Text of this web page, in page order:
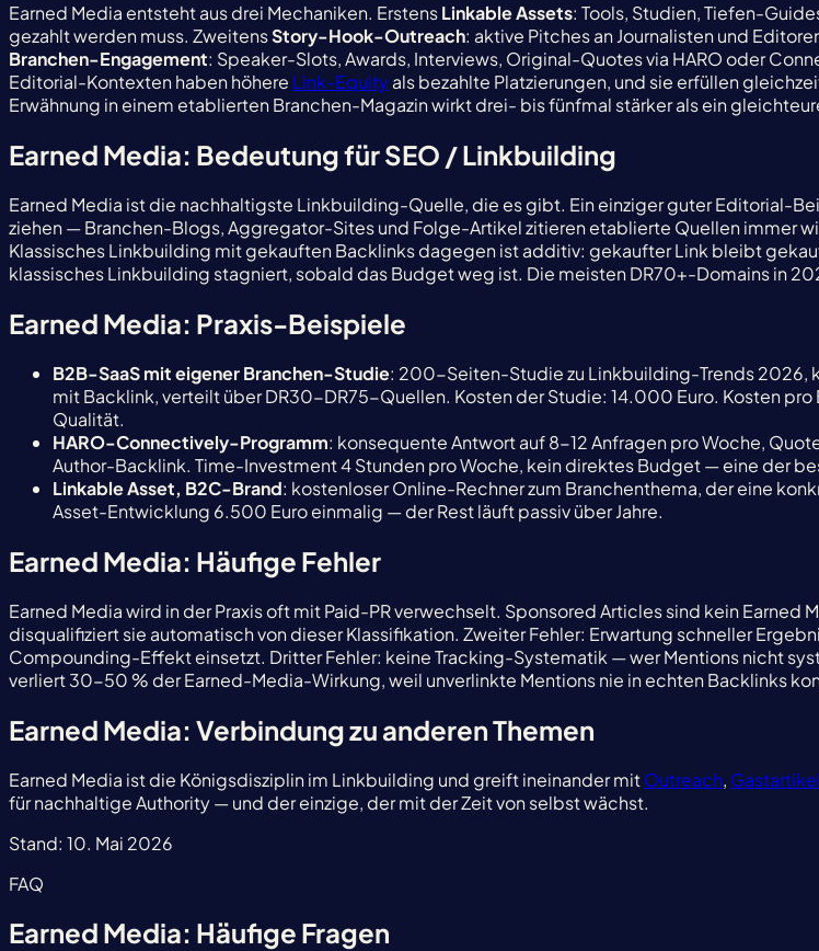
Earned Media entsteht aus drei Mechaniken. ErstensLinkable Assets: Tools, Studien, Tiefen-
gezahlt werden muss. ZweitensStory-Hook-Outreach: aktive Pitches an Journalisten und
Branchen-Engagement: Speaker-Slots, Awards, Interviews, Original-Quotes via HARO oder
Editorial-Kontexten haben höhere Link-Equityals bezahlte Platzierungen, und sie erfüllen
Erwähnung in einem etablierten Branchen-Magazin wirkt drei- bis fünfmal stärker als ein
Earned Media: Bedeutung für SEO / Linkbuilding
Earned Media ist die nachhaltigste Linkbuilding-Quelle, die es gibt. Ein einziger guter Editorial-
ziehen — Branchen-Blogs, Aggregator-Sites und Folge-Artikel zitieren etablierte Quellen immer
Klassisches Linkbuilding mit gekauften Backlinks dagegen ist additiv: gekaufter Link bleibt
klassisches Linkbuilding stagniert, sobald das Budget weg ist. Die meisten DR70+-Domains in
Earned Media: Praxis-Beispiele
B2B-SaaS mit eigener Branchen-Studie: 200-Seiten-Studie zu Linkbuilding-Trends 2026,
mit Backlink, verteilt über DR30-DR75-Quellen. Kosten der Studie: 14.000 Euro. Kosten
Qualität.
HARO-Connectively-Programm: konsequente Antwort auf 8-12 Anfragen pro Woche,
Author-Backlink. Time-Investment 4 Stunden pro Woche, kein direktes Budget — eine der
Linkable Asset, B2C-Brand: kostenloser Online-Rechner zum Branchenthema, der eine
Asset-Entwicklung 6.500 Euro einmalig — der Rest läuft passiv über Jahre.
Earned Media: Häufige Fehler
Earned Media wird in der Praxis oft mit Paid-PR verwechselt. Sponsored Articles sind kein
disqualifiziert sie automatisch von dieser Klassifikation. Zweiter Fehler: Erwartung schneller
Compounding-Effekt einsetzt. Dritter Fehler: keine Tracking-Systematik — wer Mentions nicht
verliert 30-50 % der Earned-Media-Wirkung, weil unverlinkte Mentions nie in echten Backlinks
Earned Media: Verbindung zu anderen Themen
Earned Media ist die Königsdisziplin im Linkbuilding und greift ineinander mitOutreach, Gastartikel
für nachhaltige Authority — und der einzige, der mit der Zeit von selbst wächst.
Stand: 10. Mai 2026
FAQ
Earned Media: Häufige Fragen